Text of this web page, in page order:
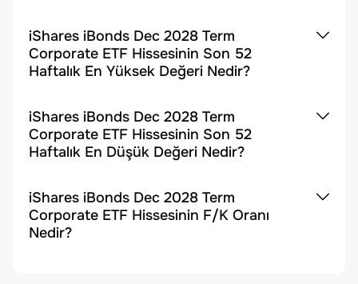
iShares iBonds Dec 2028 Term
Corporate ETF Hissesinin Son 52
Haftalık En Yüksek Değeri Nedir?
iShares iBonds Dec 2028 Term
Corporate ETF Hissesinin Son 52
Haftalık En Düşük Değeri Nedir?
iShares iBonds Dec 2028 Term
Corporate ETF Hissesinin F/K Oranı
Nedir?